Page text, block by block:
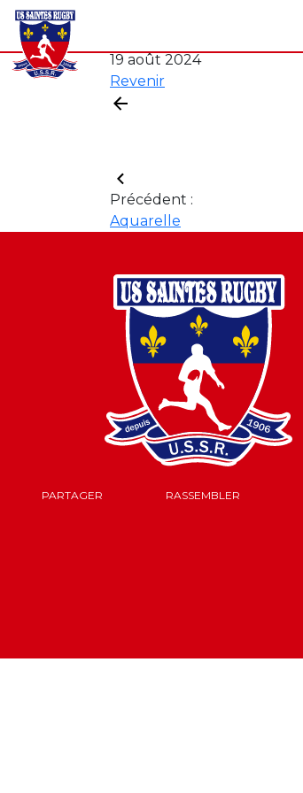
19 août 2024
Revenir
Précédent :
Aquarelle
PARTAGER RASSEMBLER